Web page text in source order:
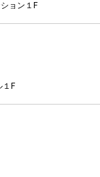
ョン１F
１F